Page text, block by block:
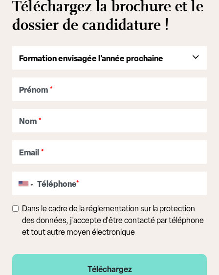
Téléchargez la brochure et le
dossier de candidature !
Prénom *
Nom *
Email *
Téléphone*
Dans le cadre de la réglementation sur la protection
des données, j'accepte d'être contacté par téléphone
et tout autre moyen électronique